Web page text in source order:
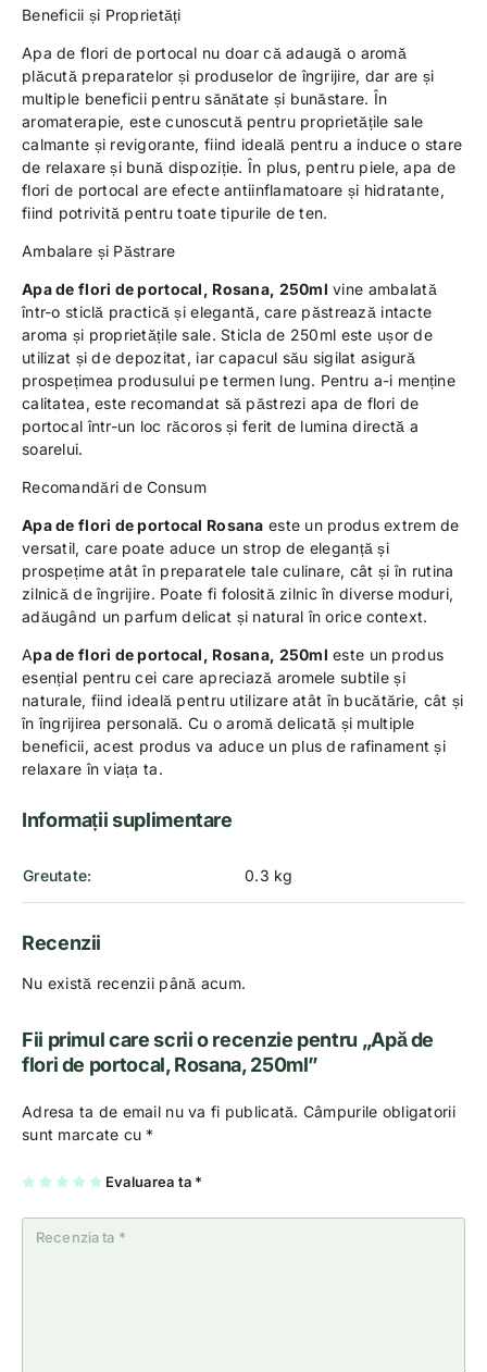
Beneficii și Proprietăți
Apa de flori de portocal nu doar că adaugă o aromă
plăcută preparatelor și produselor de îngrijire, dar are și
multiple beneficii pentru sănătate și bunăstare. În
aromaterapie, este cunoscută pentru proprietățile sale
calmante și revigorante, fiind ideală pentru a induce o stare
de relaxare și bună dispoziție. În plus, pentru piele, apa de
flori de portocal are efecte antiinflamatoare și hidratante,
fiind potrivită pentru toate tipurile de ten.
Ambalare și Păstrare
Apa de flori de portocal, Rosana, 250ml vine ambalată
într-o sticlă practică și elegantă, care păstrează intacte
aroma și proprietățile sale. Sticla de 250ml este ușor de
utilizat și de depozitat, iar capacul său sigilat asigură
prospețimea produsului pe termen lung. Pentru a-i menține
calitatea, este recomandat să păstrezi apa de flori de
portocal într-un loc răcoros și ferit de lumina directă a
soarelui.
Recomandări de Consum
Apa de flori de portocal Rosana este un produs extrem de
versatil, care poate aduce un strop de eleganță și
prospețime atât în preparatele tale culinare, cât și în rutina
zilnică de îngrijire. Poate fi folosită zilnic în diverse moduri,
adăugând un parfum delicat și natural în orice context.
Apa de flori de portocal, Rosana, 250ml este un produs
esențial pentru cei care apreciază aromele subtile și
naturale, fiind ideală pentru utilizare atât în bucătărie, cât și
în îngrijirea personală. Cu o aromă delicată și multiple
beneficii, acest produs va aduce un plus de rafinament și
relaxare în viața ta.
Informații suplimentare
Greutate 0.3 kg
Recenzii
Nu există recenzii până acum.
Fii primul care scrii o recenzie pentru „Apă de
flori de portocal, Rosana, 250ml”
Adresa ta de email nu va fi publicată. Câmpurile obligatorii
sunt marcate cu *
Evaluarea ta *
U
n
2
5
st
el
3
5
st
el
4
5
st
el
5
5
st
el